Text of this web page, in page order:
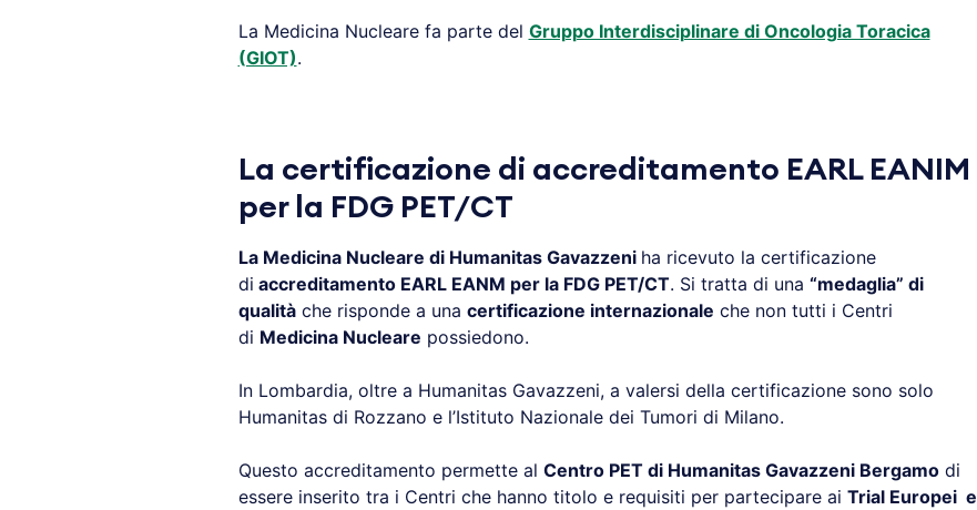
La Medicina Nucleare fa parte del Gruppo Interdisciplinare di Oncologia Toracica
(GIOT).
La certificazione di accreditamento EARL EANIM
per la FDG PET/CT
La Medicina Nucleare di Humanitas Gavazzeni ha ricevuto la certificazione
di accreditamento EARL EANM per la FDG PET/CT. Si tratta di una “medaglia” di
qualitàche risponde a una certificazione internazionale che non tutti i Centri
di Medicina Nucleare possiedono.
In Lombardia, oltre a Humanitas Gavazzeni, a valersi della certificazione sono solo
Humanitas di Rozzano e l’Istituto Nazionale dei Tumori di Milano.
Questo accreditamento permette al Centro PET di Humanitas Gavazzeni Bergamodi
essere inserito tra i Centri che hanno titolo e requisiti per partecipare ai Trial Europei e